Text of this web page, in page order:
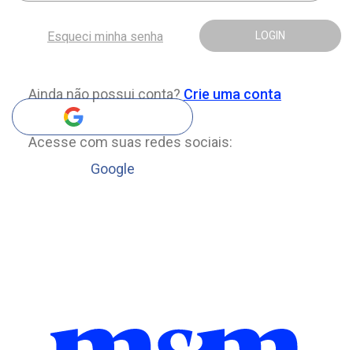
LOGIN
Esqueci minha senha
Ainda não possui conta? Crie uma conta
Acesse com suas redes sociais:
Google